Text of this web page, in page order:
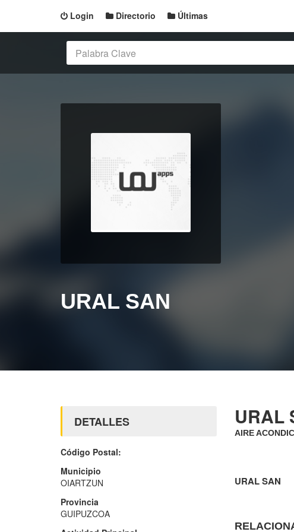
Login Directorio Últimas
URAL SAN
URAL
AIRE
URAL SAN
DETALLES
Código Postal:
Municipio
OIARTZUN
Provincia
GUIPUZCOA